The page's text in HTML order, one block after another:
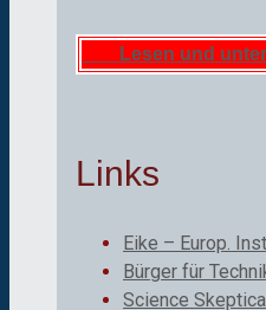
Lesen und
Links
Eike – Europ.
Bürger für
Science